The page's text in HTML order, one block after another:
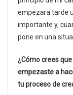
empezara tarde
importante y,
pone en una
¿Cómo crees
empezaste a
tu proceso de